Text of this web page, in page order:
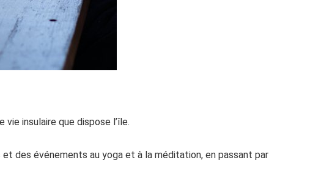
insulaire que dispose l’île.
des événements au yoga et à la méditation, en passant par